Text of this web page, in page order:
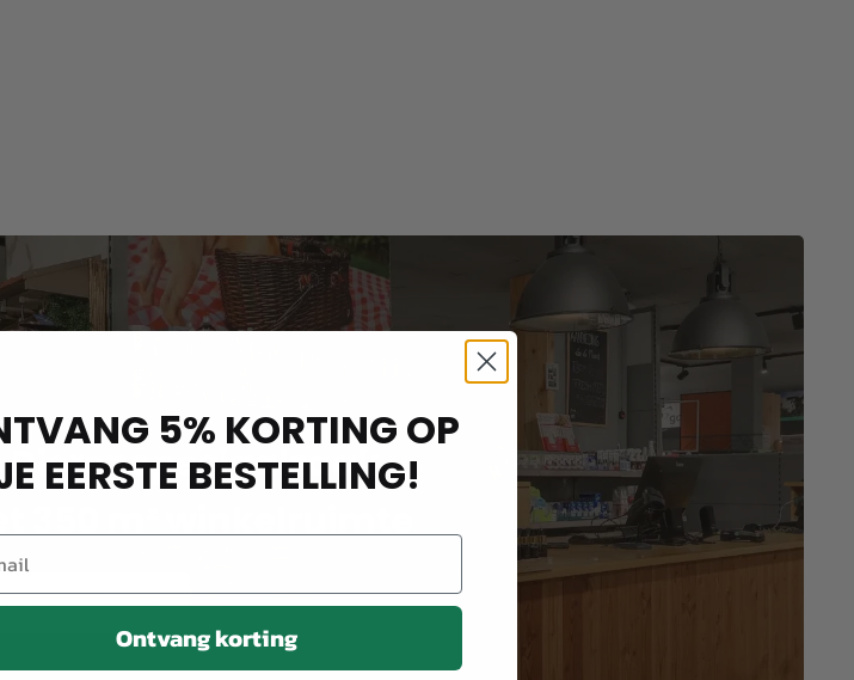
Dierenspeciaalzaak
350 m² winkelruimte
naar de winkel
5% KORTING OP
EERSTE BESTELLING!
Ontvang korting